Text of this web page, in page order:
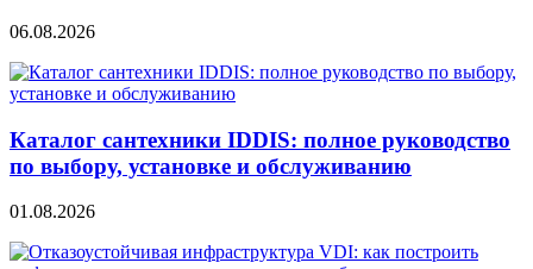
06.08.2026
Каталог сантехники IDDIS: полное руководство
по выбору, установке и обслуживанию
01.08.2026